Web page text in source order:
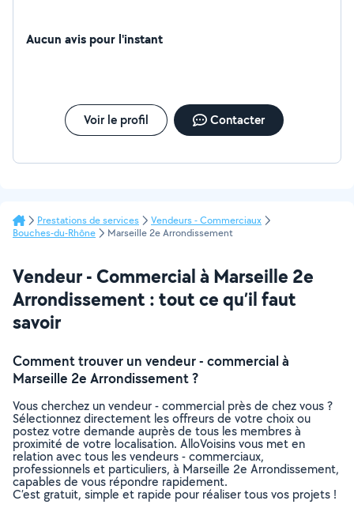
Aucun avis pour l'instant
Voir le profil Contacter
Prestations de services
Vendeurs - Commerciaux
Bouches-du-Rhône
Marseille 2e Arrondissement
Vendeur - Commercial à Marseille 2e
Arrondissement : tout ce qu’il faut
savoir
Comment trouver un vendeur - commercial à
Marseille 2e Arrondissement ?
Vous cherchez un vendeur - commercial près de chez vous ?
Sélectionnez directement les offreurs de votre choix ou
postez votre demande auprès de tous les membres à
proximité de votre localisation. AlloVoisins vous met en
relation avec tous les vendeurs - commerciaux,
professionnels et particuliers, à Marseille 2e Arrondissement,
capables de vous répondre rapidement.
C’est gratuit, simple et rapide pour réaliser tous vos projets !